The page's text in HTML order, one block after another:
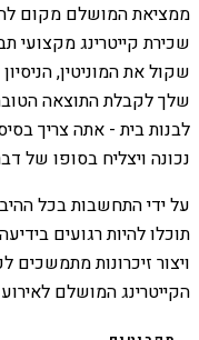
ממציאת המושלם מקום
שכירת קייטרינג מקצועי
שקול את המוניטין,
שלך לקבלת התוצאה
לבנות בית - אתה צריך
נכונה ויצליח בסופו של
על ידי התחשבות בכל
תוכלו להיות רגועים
ויצור זיכרונות
הקייטרינג המושלם